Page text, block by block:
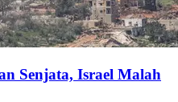
Senjata, Israel Malah